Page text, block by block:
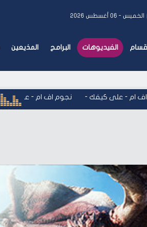
الخميس - ٠٦ أغسطس ٢٠٢٦
الفيديوهات البرامج المذيعين
-ام - على كيفك -نجوم اف ام - على كيفك